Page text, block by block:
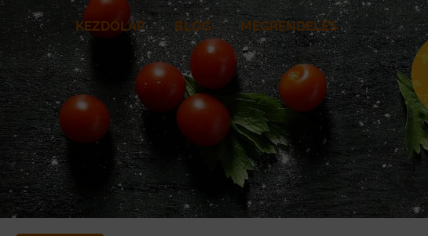
to
content
KEZDŐLAP BLOG MEGRENDELÉS